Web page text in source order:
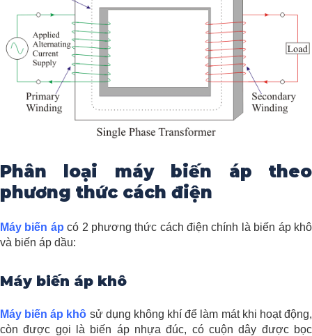
Phân loại máy biến áp theo
phương thức cách điện
Máy biến áp có 2 phương thức cách điện chính là biến áp khô
và biến áp dầu:
Máy biến áp khô
Máy biến áp khô sử dụng không khí để làm mát khi hoạt động,
còn được gọi là biến áp nhựa đúc, có cuộn dây được bọc